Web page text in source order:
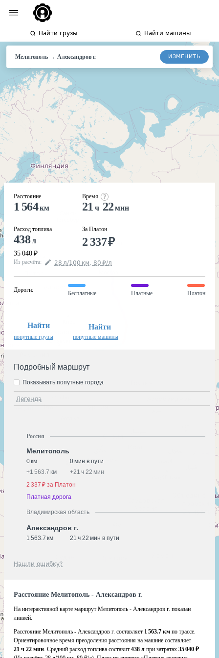
Найти грузы Найти машины
Мелитополь → Александров г. ИЗМЕНИТЬ
Расстояние
1 564км
Расход топлива
438л
35 040 ₽
Время
21 ч 22 мин
За Платон
2 337₽
Из расчёта: 28 л/100 км, 80 ₽/л
Дороги:
Бесплатные Платные Платон
Найти
попутные грузы
Найти
попутные машины
Подробный маршрут
Легенда
Показывать попутные города
Россия
Мелитополь
0 км
0 мин в пути
+1 563.7 км +21 ч 22 мин
2 337 ₽ за Платон
Платная дорога
Владимирская область
Александров г.
1 563.7 км 21 ч 22 мин в пути
Нашли ошибку?
Расстояние Мелитополь - Александров г.
На интерактивной карте маршрут Мелитополь - Александров г. показан
линией.
Расстояние Мелитополь - Александров г. составляет 1 563.7 км по трассе.
Ориентировочное время преодоления расстояния на машине составляет
21 ч 22 мин. Средний расход топлива составит 438 л при затратах 35 040 ₽